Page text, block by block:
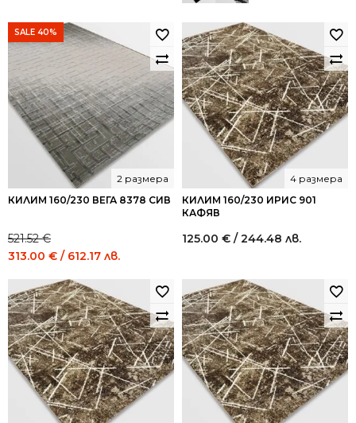
SALE 40%
КИЛИМ 160/230 ВЕГА 8378 СИВ
2 размера
521.52€
Original
was:
521.52 €
/
1,020.00
лв..
313.00 € / 612.17 лв.
313.00 €
/
612.17
лв..
КИЛИМ 160/230 ИРИС 901
КАФЯВ
4 размера
125.00 € / 244.48 лв.